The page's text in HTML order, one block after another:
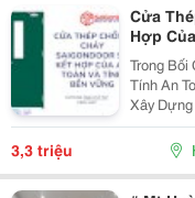
Cửa
Hợp
Trong Bối
Tính An
Xây Dựng
Tố Trọng
Nguy
3,3 triệu